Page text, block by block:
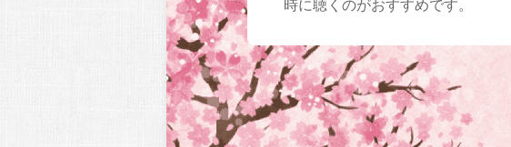
時に聴くのがおすすめです。